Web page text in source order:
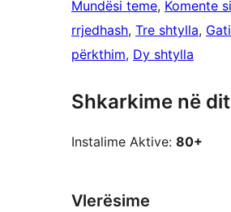
Mundësi teme, Komente
rrjedhash, Tre shtylla,
përkthim, Dy shtylla
Shkarkime në
Instalime Aktive: 80+
Vlerësime